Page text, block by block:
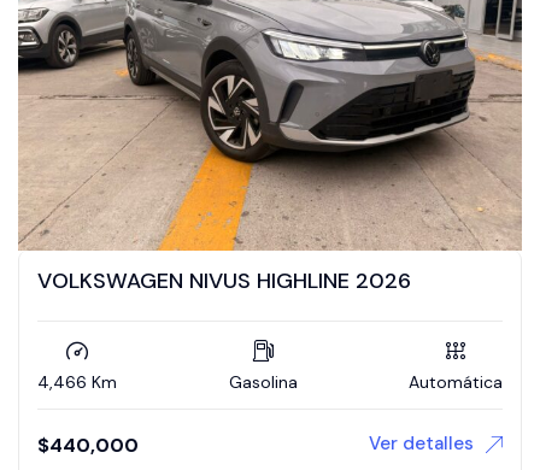
VOLKSWAGEN NIVUS HIGHLINE 2026
4,466 Km Gasolina Automática
$440,000 Ver detalles